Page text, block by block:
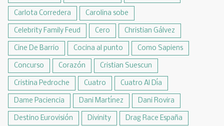
Carlota Corredera Carolina sobe
Celebrity Family Feud Cero Christian Gálvez
Cine De Barrio Cocina al punto Como Sapiens
Concurso Corazón Cristian Suescun
Cristina Pedroche Cuatro Cuatro Al Día
Dame Paciencia Dani Martínez Dani Rovira
Destino Eurovisión Divinity Drag Race España